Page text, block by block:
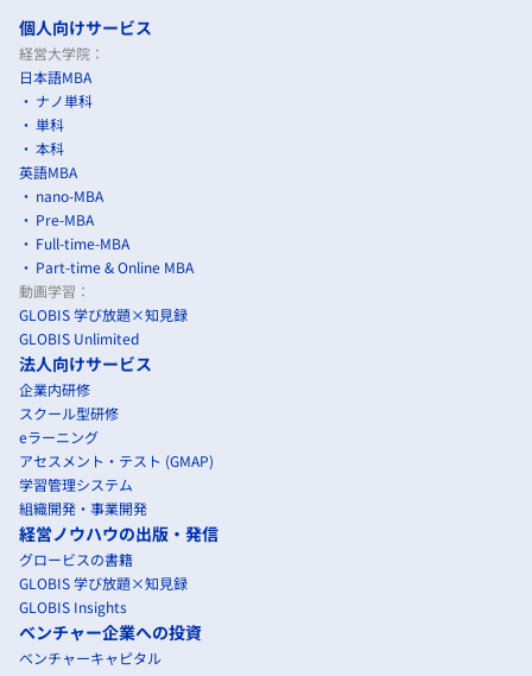
個人向けサービス
経営大学院：
日本語MBA
ナノ単科
単科
本科
英語MBA
nano-MBA
Pre-MBA
Full-time-MBA
Part-time & Online MBA
動画学習：
GLOBIS 学び放題×知見録
GLOBIS Unlimited
法人向けサービス
企業内研修
スクール型研修
eラーニング
アセスメント・テスト (GMAP)
学習管理システム
組織開発・事業開発
経営ノウハウの出版・発信
グロービスの書籍
GLOBIS 学び放題×知見録
GLOBIS Insights
ベンチャー企業への投資
ベンチャーキャピタル